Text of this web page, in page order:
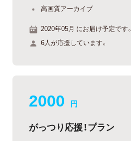
高画質アーカイブ
2020年05月 にお届け予定です。
6人が応援しています。
2000 円
がっつり応援！プラン